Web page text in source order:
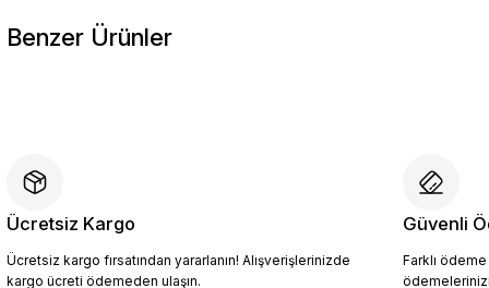
Benzer Ürünler
4.409,10 TL
4.899,00 TL
Sepete Ekle
Ücretsiz Kargo
Ücretsiz kargo fırsatından yararlanın! Alışverişlerinizde
kargo ücreti ödemeden ulaşın.
Güvenli
Farklı